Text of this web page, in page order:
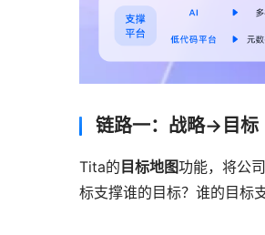
链路一：战略→目标
Tita的 目标地图功能，将公
标支撑谁的目标？谁的目标